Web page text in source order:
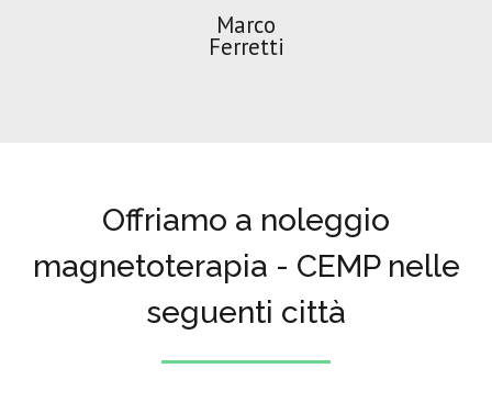
Marco
Ferretti
Offriamo a noleggio
magnetoterapia - CEMP nelle
seguenti città